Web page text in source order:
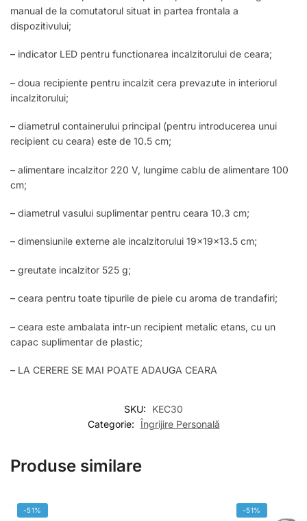
manual de la comutatorul situat in partea frontala a
dispozitivului;
– indicator LED pentru functionarea incalzitorului de ceara;
– doua recipiente pentru incalzit cera prevazute in interiorul
incalzitorului;
– diametrul containerului principal (pentru introducerea unui
recipient cu ceara) este de 10.5 cm;
– alimentare incalzitor 220 V, lungime cablu de alimentare 100
cm;
– diametrul vasului suplimentar pentru ceara 10.3 cm;
– dimensiunile externe ale incalzitorului 19x19x13.5 cm;
– greutate incalzitor 525 g;
– ceara pentru toate tipurile de piele cu aroma de trandafiri;
– ceara este ambalata intr-un recipient metalic etans, cu un
capac suplimentar de plastic;
– LA CERERE SE MAI POATE ADAUGA CEARA
SKU:
KEC30
Categorie: Îngrijire Personală
Produse similare
-51% -51%